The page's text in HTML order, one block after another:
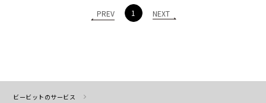
PREV 1 NEXT
ビービットのサービス